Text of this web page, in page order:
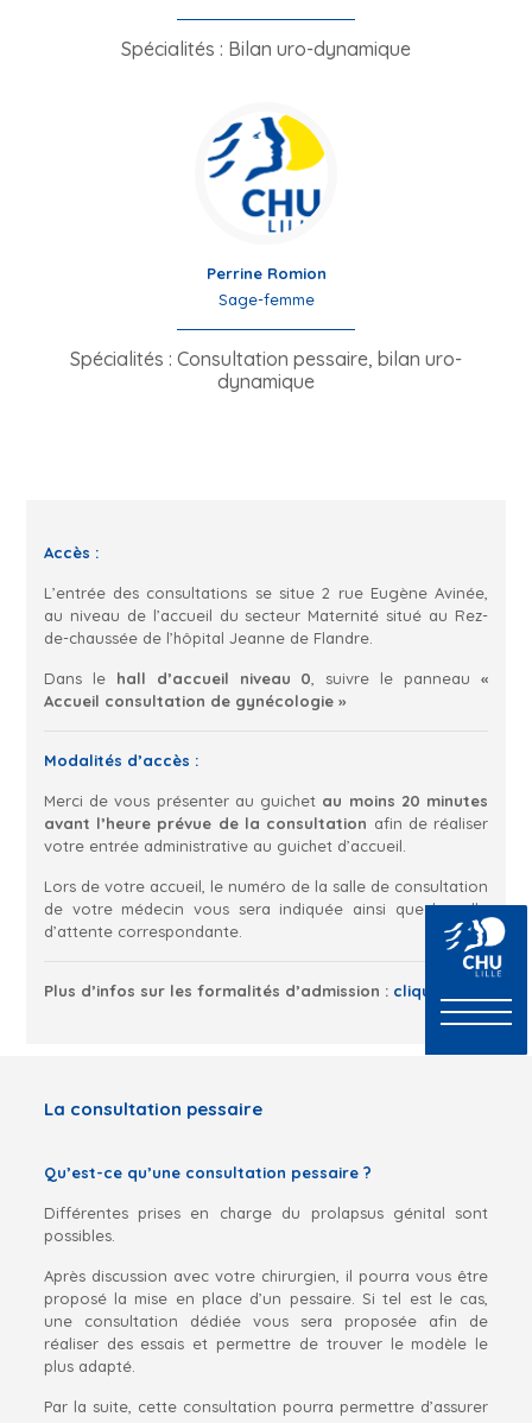
Spécialités : Bilan uro-dynamique
Perrine Romion
Sage-femme
Spécialités : Consultation pessaire, bilan uro-
dynamique
Accès :
L’entrée des consultations se situe 2 rue Eugène Avinée,
au niveau de l’accueil du secteur Maternité situé au Rez-
de-chaussée de l’hôpital Jeanne de Flandre.
Dans le hall d’accueil niveau 0 , suivre le panneau«
Accueil consultation de gynécologie »
Modalités d’accès :
Merci de vous présenter au guichet au moins 20 minutes
avant l’heure prévue de la consultation afin de réaliser
votre entrée administrative au guichet d’accueil.
Lors de votre accueil, le numéro de la salle de consultation
de votre médecin vous sera indiquée ainsi que la salle
d’attente correspondante.
Plus d’infos sur les formalités d’admission : cliquez ici
La consultation pessaire
Qu’est-ce qu’une consultation pessaire ?
Différentes prises en charge du prolapsus génital sont
possibles.
Après discussion avec votre chirurgien, il pourra vous être
proposé la mise en place d’un pessaire. Si tel est le cas,
une consultation dédiée vous sera proposée afin de
réaliser des essais et permettre de trouver le modèle le
plus adapté.
Par la suite, cette consultation pourra permettre d’assurer